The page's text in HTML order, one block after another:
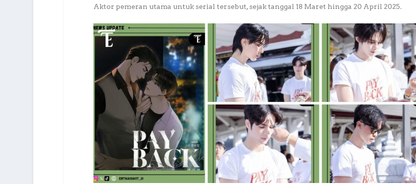
Aktor pemeran utama untuk serial tersebut, sejak tanggal 18 Maret hingga 20 April 2025.